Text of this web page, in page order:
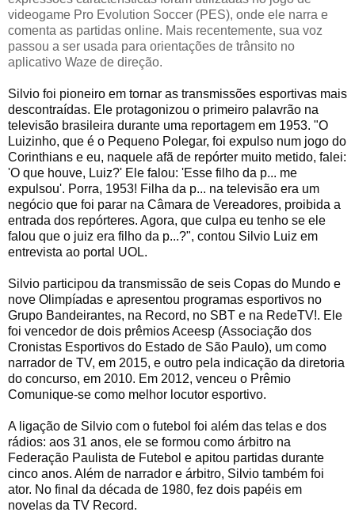
videogame Pro Evolution Soccer (PES), onde ele narra e
comenta as partidas online. Mais recentemente, sua voz
passou a ser usada para orientações de trânsito no
aplicativo Waze de direção.
Silvio foi pioneiro em tornar as transmissões esportivas mais
descontraídas. Ele protagonizou o primeiro palavrão na
televisão brasileira durante uma reportagem em 1953. "O
Luizinho, que é o Pequeno Polegar, foi expulso num jogo do
Corinthians e eu, naquele afã de repórter muito metido, falei:
'O que houve, Luiz?' Ele falou: 'Esse filho da p... me
expulsou'. Porra, 1953! Filha da p... na televisão era um
negócio que foi parar na Câmara de Vereadores, proibida a
entrada dos repórteres. Agora, que culpa eu tenho se ele
falou que o juiz era filho da p...?", contou Silvio Luiz em
entrevista ao portal UOL.
Silvio participou da transmissão de seis Copas do Mundo e
nove Olimpíadas e apresentou programas esportivos no
Grupo Bandeirantes, na Record, no SBT e na RedeTV!. Ele
foi vencedor de dois prêmios Aceesp (Associação dos
Cronistas Esportivos do Estado de São Paulo), um como
narrador de TV, em 2015, e outro pela indicação da diretoria
do concurso, em 2010. Em 2012, venceu o Prêmio
Comunique-se como melhor locutor esportivo.
A ligação de Silvio com o futebol foi além das telas e dos
rádios: aos 31 anos, ele se formou como árbitro na
Federação Paulista de Futebol e apitou partidas durante
cinco anos. Além de narrador e árbitro, Silvio também foi
ator. No final da década de 1980, fez dois papéis em
novelas da TV Record.